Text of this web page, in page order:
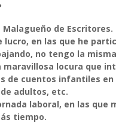
de Escritores.
en las que he
no tengo la misma
maravillosa locura que
de cuentos infantiles
adultos, etc.
laboral, en las que
tiempo.